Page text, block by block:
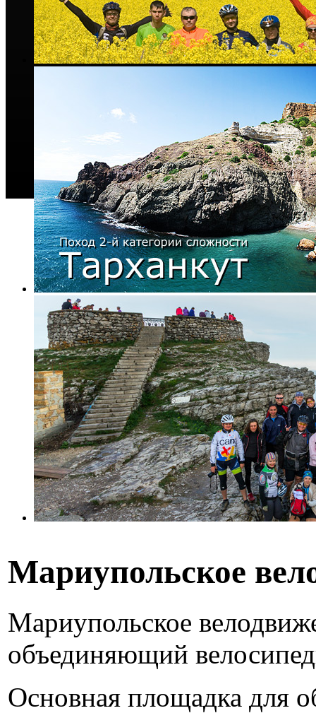
Мариупольское
Мариупольское
объединяющий
Основная площадка для